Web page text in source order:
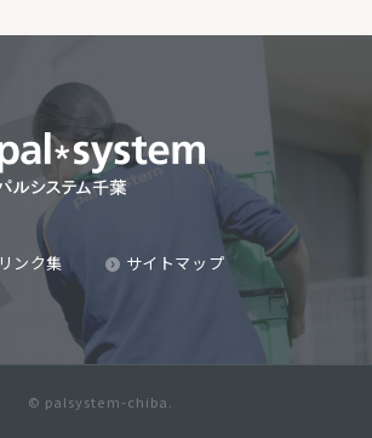
リンク集 サイトマップ
© palsystem-chiba.